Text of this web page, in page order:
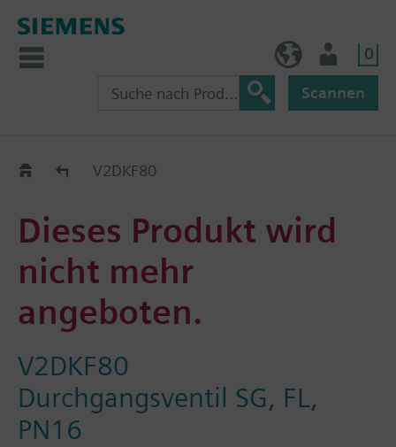
0
Scannen
Old2NewV2DKF80
Dieses Produkt wird
nicht mehr
angeboten.
V2DKF80
Durchgangsventil SG, FL,
PN16